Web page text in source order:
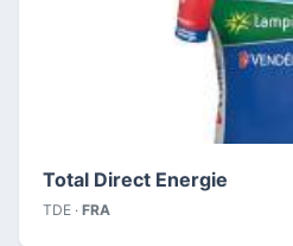
Total Direct Energie
TDE · FRA